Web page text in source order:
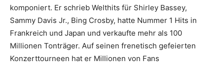
komponiert. Er schrieb Welthits für Shirley Bassey,
Sammy Davis Jr., Bing Crosby, hatte Nummer 1 Hits in
Frankreich und Japan und verkaufte mehr als 100
Millionen Tonträger. Auf seinen frenetisch gefeierten
Konzerttourneen hat er Millionen von Fans